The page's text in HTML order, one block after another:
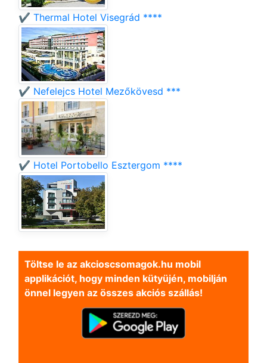
✔️ Thermal Hotel Visegrád ****
✔️ Nefelejcs Hotel Mezőkövesd ***
✔️ Hotel Portobello Esztergom ****
Töltse le az akcioscsomagok.hu mobil
applikációt, hogy minden kütyüjén, mobilján
önnel legyen az összes akciós szállás!